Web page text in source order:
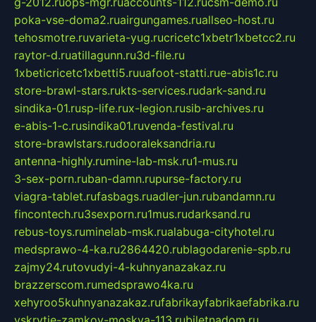
poka-vse-doma2.ruairgungames.ruallseo-host.ru
tehosmotre.ruvarieta-yug.rucricetc1xbetr1xbetcc2.ru
raytor-d.ruatillagunn.ru3d-file.ru
1xbeticricetc1xbetti5.ruuafoot-statti.rue-abis1c.ru
store-brawl-stars.rukts-services.rudark-sand.ru
sindika-01.rusp-life.rux-legion.rusib-archives.ru
e-abis-1-c.rusindika01.ruvenda-festival.ru
store-brawlstars.rudooraleksandria.ru
antenna-highly.rumine-lab-msk.ru1-mus.ru
3-sex-porn.ruban-damn.rupurse-factory.ru
viagra-tablet.rufasbags.ruadler-jun.rubandamn.ru
fincontech.ru3sexporn.ru1mus.rudarksand.ru
rebus-toys.ruminelab-msk.rualabuga-cityhotel.ru
medsprawo-4-ka.ru2864420.rublagodarenie-spb.ru
zajmy24.rutovudyi-4-kuhnyanazakaz.ru
brazzerscom.rumedsprawo4ka.ru
xehyroo5kuhnyanazakaz.rufabrikayfabrikaefabrika.ru